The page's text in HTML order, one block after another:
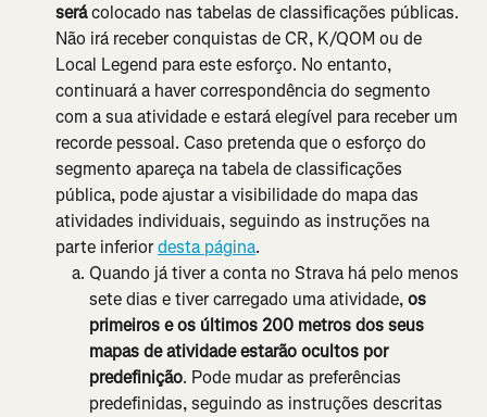
será colocado nas tabelas de classificações públicas.
Não irá receber conquistas de CR, K/QOM ou de
Local Legend para este esforço. No entanto,
continuará a haver correspondência do segmento
com a sua atividade e estará elegível para receber um
recorde pessoal. Caso pretenda que o esforço do
segmento apareça na tabela de classificações
pública, pode ajustar a visibilidade do mapa das
atividades individuais, seguindo as instruções na
parte inferior desta página.
Quando já tiver a conta no Strava há pelo menos
sete dias e tiver carregado uma atividade, os
primeiros e os últimos 200 metros dos seus
mapas de atividade estarão ocultos por
predefinição. Pode mudar as preferências
predefinidas, seguindo as instruções descritas